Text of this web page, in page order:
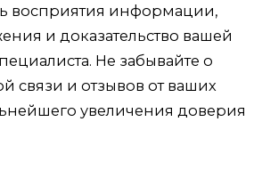
восприятия информации,
и доказательство вашей
Не забывайте о
связи и отзывов от ваших
увеличения доверия